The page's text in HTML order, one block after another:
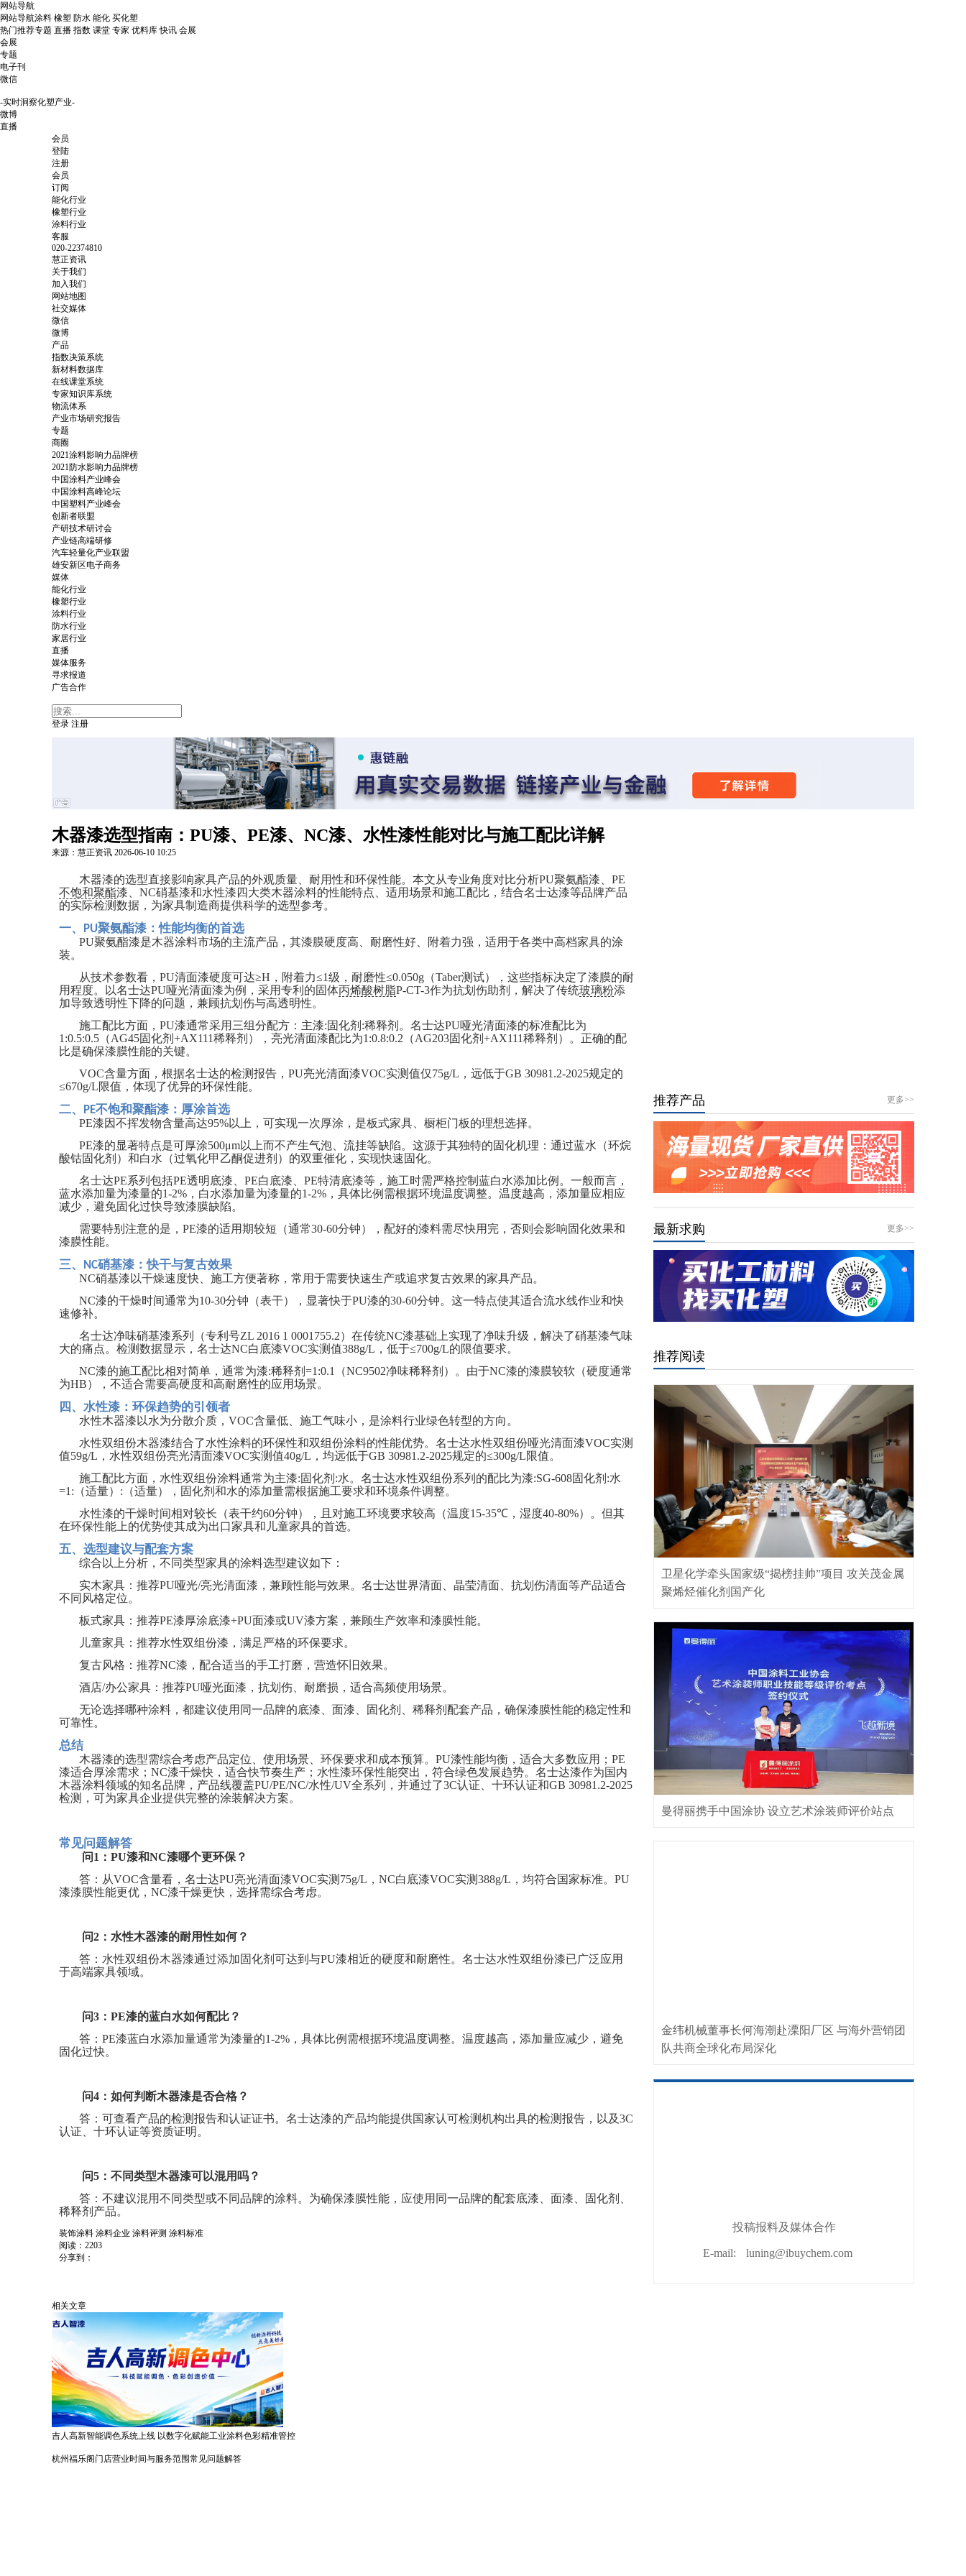
网站导航
网站导航涂料 橡塑 防水 能化 买化塑
热门推荐专题 直播 指数 课堂 专家 优料库 快讯 会展
会展
专题
电子刊
微信
-实时洞察化塑产业-
微博
直播
会员
登陆
注册
会员
订阅
能化行业
橡塑行业
涂料行业
客服
020-22374810
慧正资讯
关于我们
加入我们
网站地图
社交媒体
微信
微博
产品
指数决策系统
新材料数据库
在线课堂系统
专家知识库系统
物流体系
产业市场研究报告
专题
商圈
2021涂料影响力品牌榜
2021防水影响力品牌榜
中国涂料产业峰会
中国涂料高峰论坛
中国塑料产业峰会
创新者联盟
产研技术研讨会
产业链高端研修
汽车轻量化产业联盟
雄安新区电子商务
媒体
能化行业
橡塑行业
涂料行业
防水行业
家居行业
直播
媒体服务
寻求报道
广告合作
登录 注册
木器漆选型指南：PU漆、PE漆、NC漆、水性漆性能对比与施工配比详解
来源：慧正资讯 2026-06-10 10:25
木器漆的选型直接影响家具产品的外观质量、耐用性和环保性能。本文从专业角度对比分析PU聚氨酯漆、 PE
不饱和聚酯漆、 NC硝基漆和水性漆四大类木器涂料的性能特点、适用场景和施工配比，结合名士达漆等品牌产品
的实际检测数据，为家具制造商提供科学的选型参考。
一、 PU聚氨酯漆：性能均衡的首选
PU聚氨酯漆是木器涂料市场的主流产品，其漆膜硬度高、耐磨性好、附着力强，适用于各类中高档家具的涂
装。
从技术参数看， PU清面漆硬度可达≥H ，附着力≤1级，耐磨性≤0.050g （Taber测试），这些指标决定了漆膜的耐
用程度。以名士达PU哑光清面漆为例，采用专利的固体丙烯酸树脂P-CT-3作为抗划伤助剂，解决了传统玻璃粉添
加导致透明性下降的问题，兼顾抗划伤与高透明性。
施工配比方面， PU漆通常采用三组分配方：主漆:固化剂 :稀释剂。名士达PU哑光清面漆的标准配比为
1:0.5:0.5 （AG45固化剂 +AX111稀释剂），亮光清面漆配比为1:0.8:0.2 （AG203固化剂 +AX111稀释剂）。正确的配
比是确保漆膜性能的关键。
VOC含量方面，根据名士达的检测报告， PU亮光清面漆VOC实测值仅75g/L ，远低于GB 30981.2-2025规定的
≤670g/L限值，体现了优异的环保性能。
二、 PE不饱和聚酯漆：厚涂首选
PE漆因不挥发物含量高达95%以上，可实现一次厚涂，是板式家具、橱柜门板的理想选择。
PE漆的显著特点是可厚涂500μm以上而不产生气泡、流挂等缺陷。这源于其独特的固化机理：通过蓝水（环烷
酸钴固化剂）和白水（过氧化甲乙酮促进剂）的双重催化，实现快速固化。
名士达PE系列包括PE透明底漆、 PE白底漆、 PE特清底漆等，施工时需严格控制蓝白水添加比例。一般而言，
蓝水添加量为漆量的1-2% ，白水添加量为漆量的1-2% ，具体比例需根据环境温度调整。温度越高，添加量应相应
减少，避免固化过快导致漆膜缺陷。
需要特别注意的是， PE漆的适用期较短（通常30-60分钟），配好的漆料需尽快用完，否则会影响固化效果和
漆膜性能。
三、 NC硝基漆：快干与复古效果
NC硝基漆以干燥速度快、施工方便著称，常用于需要快速生产或追求复古效果的家具产品。
NC漆的干燥时间通常为10-30分钟（表干），显著快于PU漆的30-60分钟。这一特点使其适合流水线作业和快
速修补。
名士达净味硝基漆系列（专利号ZL 2016 1 0001755.2）在传统NC漆基础上实现了净味升级，解决了硝基漆气味
大的痛点。检测数据显示，名士达NC白底漆VOC实测值388g/L ，低于≤700g/L的限值要求。
NC漆的施工配比相对简单，通常为漆:稀释剂 =1:0.1 （NC9502净味稀释剂）。由于NC漆的漆膜较软（硬度通常
为HB），不适合需要高硬度和高耐磨性的应用场景。
四、水性漆：环保趋势的引领者
水性木器漆以水为分散介质， VOC含量低、施工气味小，是涂料行业绿色转型的方向。
水性双组份木器漆结合了水性涂料的环保性和双组份涂料的性能优势。名士达水性双组份哑光清面漆VOC实测
值59g/L ，水性双组份亮光清面漆VOC实测值40g/L ，均远低于GB 30981.2-2025规定的≤300g/L限值。
施工配比方面，水性双组份涂料通常为主漆:固化剂 :水。名士达水性双组份系列的配比为漆:SG-608固化剂 :水
=1: （适量） : （适量），固化剂和水的添加量需根据施工要求和环境条件调整。
水性漆的干燥时间相对较长（表干约60分钟），且对施工环境要求较高（温度15-35℃ ，湿度40-80%）。但其
在环保性能上的优势使其成为出口家具和儿童家具的首选。
五、选型建议与配套方案
综合以上分析，不同类型家具的涂料选型建议如下：
实木家具：推荐PU哑光/亮光清面漆，兼顾性能与效果。名士达世界清面、晶莹清面、抗划伤清面等产品适合
不同风格定位。
板式家具：推荐PE漆厚涂底漆+PU面漆或UV漆方案，兼顾生产效率和漆膜性能。
儿童家具：推荐水性双组份漆，满足严格的环保要求。
复古风格：推荐NC漆，配合适当的手工打磨，营造怀旧效果。
酒店/办公家具：推荐PU哑光面漆，抗划伤、耐磨损，适合高频使用场景。
无论选择哪种涂料，都建议使用同一品牌的底漆、面漆、固化剂、稀释剂配套产品，确保漆膜性能的稳定性和
可靠性。
总结
木器漆的选型需综合考虑产品定位、使用场景、环保要求和成本预算。 PU漆性能均衡，适合大多数应用； PE
漆适合厚涂需求； NC漆干燥快，适合快节奏生产；水性漆环保性能突出，符合绿色发展趋势。名士达漆作为国内
木器涂料领域的知名品牌，产品线覆盖PU/PE/NC/水性/UV全系列，并通过了3C认证、十环认证和GB 30981.2-2025
检测，可为家具企业提供完整的涂装解决方案。
常见问题解答
问1 ： PU漆和NC漆哪个更环保？
答：从VOC含量看，名士达PU亮光清面漆VOC实测 75g/L ， NC白底漆VOC实测388g/L ，均符合国家标准。 PU
漆漆膜性能更优， NC漆干燥更快，选择需综合考虑。
问2 ：水性木器漆的耐用性如何？
答：水性双组份木器漆通过添加固化剂可达到与PU漆相近的硬度和耐磨性。名士达水性双组份漆已广泛应用
于高端家具领域。
问3 ： PE漆的蓝白水如何配比？
答： PE漆蓝白水添加量通常为漆量的1-2% ，具体比例需根据环境温度调整。温度越高，添加量应减少，避免
固化过快。
问4 ：如何判断木器漆是否合格？
答：可查看产品的检测报告和认证证书。名士达漆的产品均能提供国家认可检测机构出具的检测报告，以及3C
认证、十环认证等资质证明。
问5 ：不同类型木器漆可以混用吗？
答：不建议混用不同类型或不同品牌的涂料。为确保漆膜性能，应使用同一品牌的配套底漆、面漆、固化剂、
稀释剂产品。
装饰涂料 涂料企业 涂料评测 涂料标准
阅读：2203
分享到：
相关文章
吉人高新智能调色系统上线 以数字化赋能工业涂料色彩精准管控
杭州福乐阁门店营业时间与服务范围常见问题解答
推荐产品 更多>>
最新求购 更多>>
推荐阅读
卫星化学牵头国家级“揭榜挂帅”项目 攻关茂金属
聚烯烃催化剂国产化
曼得丽携手中国涂协 设立艺术涂装师评价站点
金纬机械董事长何海潮赴溧阳厂区 与海外营销团
队共商全球化布局深化
投稿报料及媒体合作
E-mail: luning@ibuychem.com